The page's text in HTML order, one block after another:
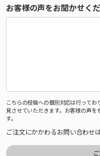
お客様の声をお聞かせく
こちらの投稿への個別対応は行って
見させていただきます。お客様の声を
す。
ご注文にかかわるお問い合わせ